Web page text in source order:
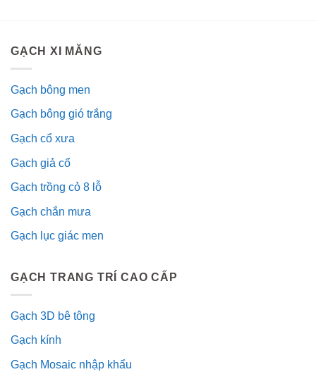
GẠCH XI MĂNG
Gạch bông men
Gạch bông gió trắng
Gạch cổ xưa
Gạch giả cổ
Gạch trồng cỏ 8 lỗ
Gạch chắn mưa
Gạch lục giác men
GẠCH TRANG TRÍ CAO CẤP
Gạch 3D bê tông
Gạch kính
Gạch Mosaic nhập khẩu